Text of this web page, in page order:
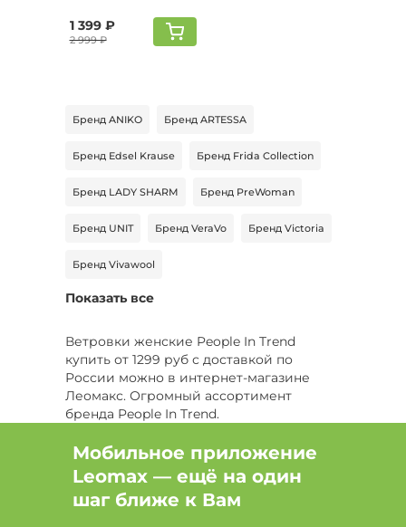
1 399 ₽
2 999 ₽
Бренд ANIKO Бренд ARTESSA
Бренд Edsel Krause Бренд Frida Collection
Бренд LADY SHARM Бренд PreWoman
Бренд UNIT Бренд VeraVo Бренд Victoria
Бренд Vivawool
Показать все
Ветровки женские People In Trend
купить от 1299 руб с доставкой по
России можно в интернет-магазине
Леомакс. Огромный ассортимент
бренда People In Trend.
Мобильное приложение
Leomax — ещё на один
шаг ближе к Вам